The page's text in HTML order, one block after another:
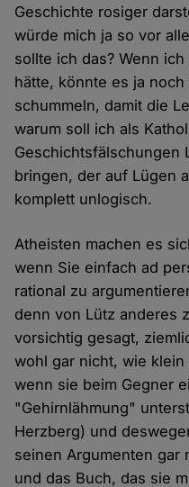
Geschichte rosiger
würde mich ja so vor
sollte ich das? Wenn
hätte, könnte es ja
schummeln, damit die
warum soll ich als
Geschichtsfälschungen
bringen, der auf Lügen
komplett unlogisch.
Atheisten machen es
wenn Sie einfach ad
rational zu
denn von Lütz anderes
vorsichtig gesagt,
wohl gar nicht, wie
wenn sie beim Gegner
"Gehirnlähmung"
Herzberg) und
seinen Argumenten gar
und das Buch, das sie